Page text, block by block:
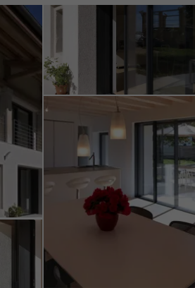
qui ont été menées. Ces cookies sont
fonctionnalité du site web et donc l
Ils recueillent des informations sur l
nombre de visites, le temps moyen
consultées.
utilisés par des tiers pour afficher des
et attrayantes pour les utilisateurs
ils suivent les visiteurs sur les sites web.
l´utilisation de services de tiers qui sont
de leurs propres services.